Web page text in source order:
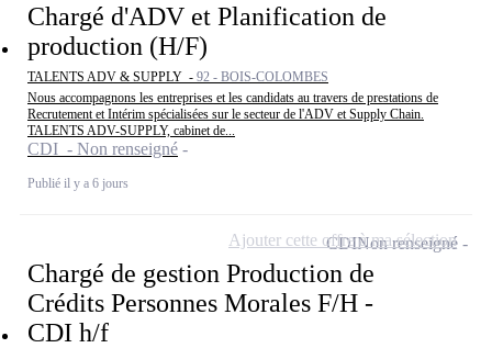
Chargé d'ADV et Planification de
production (H/F)
TALENTS ADV & SUPPLY - 92 - BOIS-COLOMBES
Nous accompagnons les entreprises et les candidats au travers de prestations de
Recrutement et Intérim spécialisées sur le secteur de l'ADV et Supply Chain.
TALENTS ADV-SUPPLY, cabinet de...
CDI - Non renseigné
Publié il y a 6 jours
Chargé de gestion Production de
Crédits Personnes Morales F/H -
CDI h/f
CDINon renseigné
Ajouter cette offre à ma sélection